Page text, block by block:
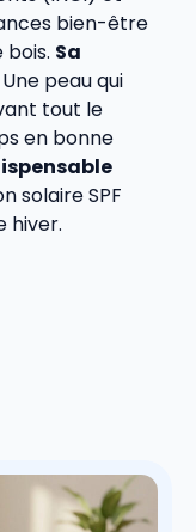
bien-être
bois. Sa
Une peau qui
tout le
en bonne
solaire SPF
hiver.